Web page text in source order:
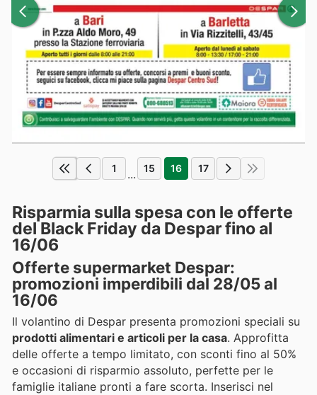
1 ... 15 16 17
Risparmia sulla spesa con le offerte
del Black Friday da Despar fino al
16/06
Offerte supermarket Despar:
promozioni imperdibili dal 28/05 al
16/06
Il volantino di Despar presenta promozioni speciali su
prodotti alimentari e articoli per la casa. Approfitta
delle offerte a tempo limitato, con sconti fino al 50%
e occasioni di risparmio assoluto, perfette per le
famiglie italiane pronti a fare scorta. Inserisci nel